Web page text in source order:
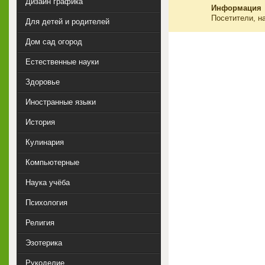
Информация
Посетители,
Для детей и родителей
Дом сад огород
Естественные науки
Здоровье
Иностранные языки
История
Кулинария
Компьютерные
Наука учёба
Психология
Религия
Эзотерика
Рукоделие